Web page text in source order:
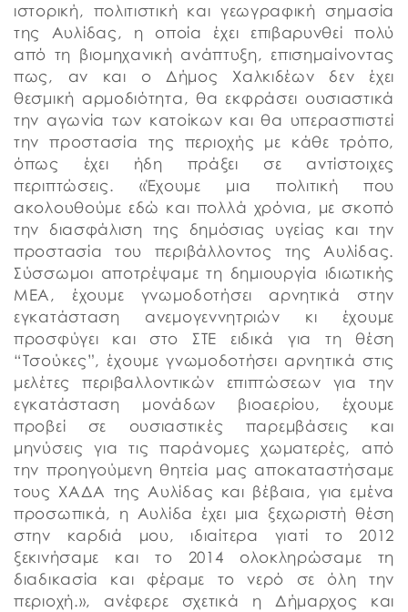
ιστορική, πολιτιστική και γεωγραφική σημασία
της Αυλίδας, η οποία έχει επιβαρυνθεί πολύ
από τη βιομηχανική ανάπτυξη, επισημαίνοντας
πως, αν και ο Δήμος Χαλκιδέων δεν έχει
θεσμική αρμοδιότητα, θα εκφράσει ουσιαστικά
την αγωνία των κατοίκων και θα υπερασπιστεί
την προστασία της περιοχής με κάθε τρόπο,
όπως έχει ήδη πράξει σε αντίστοιχες
περιπτώσεις. «Έχουμε μια πολιτική που
ακολουθούμε εδώ και πολλά χρόνια, με σκοπό
την διασφάλιση της δημόσιας υγείας και την
προστασία του περιβάλλοντος της Αυλίδας.
Σύσσωμοι αποτρέψαμε τη δημιουργία ιδιωτικής
ΜΕΑ, έχουμε γνωμοδοτήσει αρνητικά στην
εγκατάσταση ανεμογεννητριών κι έχουμε
προσφύγει και στο ΣΤΕ ειδικά για τη θέση
“Τσούκες”, έχουμε γνωμοδοτήσει αρνητικά στις
μελέτες περιβαλλοντικών επιπτώσεων για την
εγκατάσταση μονάδων βιοαερίου, έχουμε
προβεί σε ουσιαστικές παρεμβάσεις και
μηνύσεις για τις παράνομες χωματερές, από
την προηγούμενη θητεία μας αποκαταστήσαμε
τους ΧΑΔΑ της Αυλίδας και βέβαια, για εμένα
προσωπικά, η Αυλίδα έχει μια ξεχωριστή θέση
στην καρδιά μου, ιδιαίτερα γιατί το 2012
ξεκινήσαμε και το 2014 ολοκληρώσαμε τη
διαδικασία και φέραμε το νερό σε όλη την
περιοχή.», ανέφερε σχετικά η Δήμαρχος και